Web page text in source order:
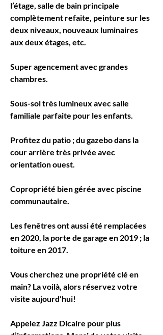
l’étage, salle de bain principale
complètement refaite, peinture sur les
deux niveaux, nouveaux luminaires
aux deux étages, etc.
Super agencement avec grandes
chambres.
Sous-sol très lumineux avec salle
familiale parfaite pour les enfants.
Profitez du patio ; du gazebo dans la
cour arrière très privée avec
orientation ouest.
Copropriété bien gérée avec piscine
communautaire.
Les fenêtres ont aussi été remplacées
en 2020, la porte de garage en 2019 ; la
toiture en 2017.
Vous cherchez une propriété clé en
main? La voilà, alors réservez votre
visite aujourd’hui!
Appelez Jazz Dicaire pour plus